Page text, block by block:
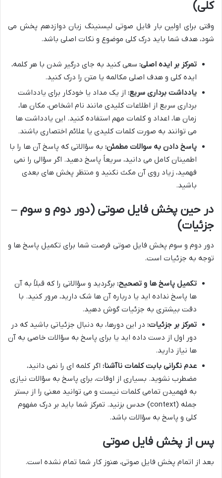
کلی)
وقتی برای اولین بار فایل صوتی لیسنینگ زبان دوازدهم پخش می
شود، هدف شما باید درک کلی موضوع و نکات اصلی باشد.
تمرکز بر ایده اصلی: سعی کنید به جای درگیر شدن با هر کلمه،
ایده کلی و هدف اصلی مکالمه یا متن را درک کنید.
یادداشت برداری سریع: از یک مداد یا خودکار برای یادداشت
برداری سریع از اطلاعات کلیدی مانند نام اشخاص، مکان ها،
زمان ها، اعداد و کلمات مهم استفاده کنید. این یادداشت ها
می توانند به صورت کلمات کلیدی یا علائم اختصاری باشند.
پاسخ دادن به سوالات مطمئن: به سؤالاتی که پاسخ آن ها را با
اطمینان کامل می دانید، سریعاً پاسخ دهید. اگر سؤالی را نمی
فهمید، زیاد روی آن مکث نکنید و منتظر پخش های بعدی
باشید.
در حین پخش فایل صوتی (دور دوم و سوم –
جزئیات)
دور دوم و سوم پخش فایل صوتی فرصت شما برای تکمیل پاسخ ها و
توجه به جزئیات است.
تکمیل پاسخ ها و تصحیح: برگردید و سؤالاتی را که قبلاً به آن
ها پاسخ نداده اید یا درباره آن ها شک دارید، مرور کنید. با
دقت بیشتری به جزئیات گوش دهید.
تمرکز بر جزئیات: در این دورها، به دنبال جزئیاتی باشید که در
دور اول از دست داده اید یا برای پاسخ به سؤالات خاصی به آن
ها نیاز دارید.
عدم نگرانی بابت کلمات ناآشنا: اگر کلمه ای را نمی دانید،
مضطرب نشوید. بسیاری از اوقات، برای پاسخ به سؤالات نیازی
به فهمیدن تمامی کلمات نیست و می توانید معنی را از بستر
جمله (context) حدس بزنید. تمرکز شما باید بر درک مفهوم
کلی و پاسخ به سؤالات باشد.
پس از پخش فایل صوتی
بعد از اتمام پخش فایل صوتی، هنوز کار شما تمام نشده است.